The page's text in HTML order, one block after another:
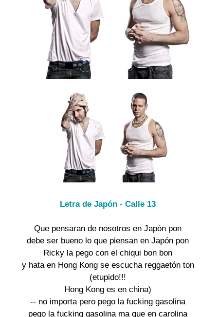
Letra de Japón - Calle 13
Que pensaran de nosotros en Japón pon
debe ser bueno lo que piensan en Japón pon
Ricky la pego con el chiqui bon bon
y hata en Hong Kong se escucha reggaetón ton
(etupido!!!
Hong Kong es en china)
-- no importa pero pego la fucking gasolina
pego la fucking gasolina ma que en carolina